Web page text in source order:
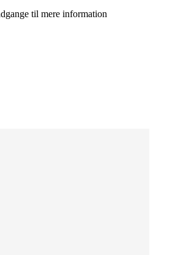
til mere information